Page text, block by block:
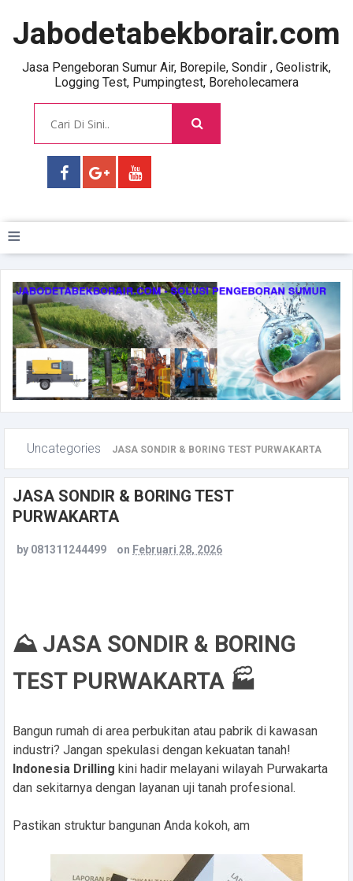
Jabodetabekborair.com
Jasa Pengeboran Sumur Air, Borepile, Sondir , Geolistrik,
Logging Test, Pumpingtest, Boreholecamera
≡
Uncategories JASA SONDIR & BORING TEST PURWAKARTA
JASA SONDIR & BORING TEST
PURWAKARTA
by 081311244499 on Februari 28, 2026
⛰️ JASA SONDIR & BORING
TEST PURWAKARTA 🏭
Bangun rumah di area perbukitan atau pabrik di kawasan
industri? Jangan spekulasi dengan kekuatan tanah!
Indonesia Drilling kini hadir melayani wilayah Purwakarta
dan sekitarnya dengan layanan uji tanah profesional.
Pastikan struktur bangunan Anda kokoh, am